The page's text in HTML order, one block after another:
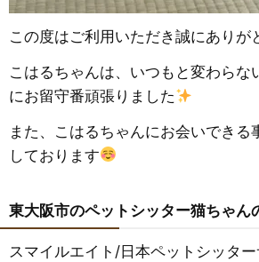
この度はご利用いただき誠にありが
こはるちゃんは、いつもと変わらな
にお留守番頑張りました
また、こはるちゃんにお会いできる
しております
東大阪市のペットシッター猫ちゃん
スマイルエイト / 日本ペットシッタ